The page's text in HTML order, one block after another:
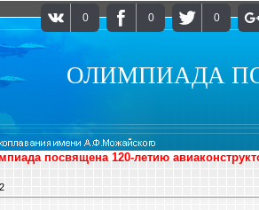
ОЛИМПИАДА
посвящена 120-летию
0 0 0